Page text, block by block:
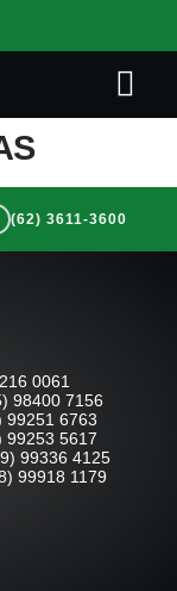
(62) 3611-3600
0061
98400 7156
99251 6763
99253 5617
99336 4125
99918 1179